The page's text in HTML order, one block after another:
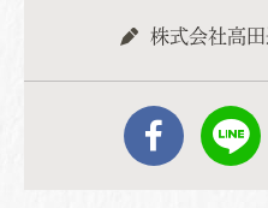
株式会社高